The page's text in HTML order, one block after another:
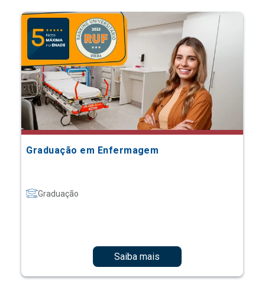
Graduação em Enfermagem
Graduação
Saiba mais